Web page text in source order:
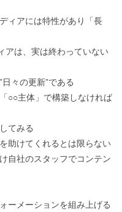
ィアには特性があり「長
アは、実は終わっていない
々の更新”である
○○主体」で構築しなければ
てみる
助けてくれるとは限らない
自社のスタッフでコンテン
ーメーションを組み上げる